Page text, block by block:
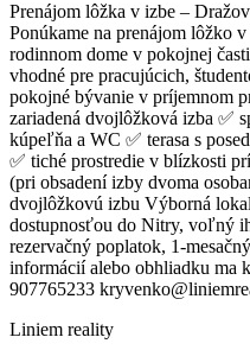
Prenájom lôžka v izbe –
Ponúkame na prenájom lôžko
rodinnom dome v pokojnej
vhodné pre pracujúcich,
pokojné bývanie v príjemnom
zariadená dvojlôžková izba ✅
kúpeľňa a WC ✅ terasa s
✅ tiché prostredie v blízkosti
(pri obsadení izby dvoma
dvojlôžkovú izbu Výborná
dostupnosťou do Nitry, voľný
rezervačný poplatok, 1-
informácií alebo obhliadku ma
907765233
Liniem reality